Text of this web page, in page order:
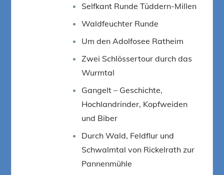
Selfkant Runde Tüddern-Millen
Waldfeuchter Runde
Um den Adolfosee Ratheim
Zwei Schlössertour durch das
Wurmtal
Gangelt – Geschichte,
Hochlandrinder, Kopfweiden
und Biber
Durch Wald, Feldflur und
Schwalmtal von Rickelrath zur
Pannenmühle